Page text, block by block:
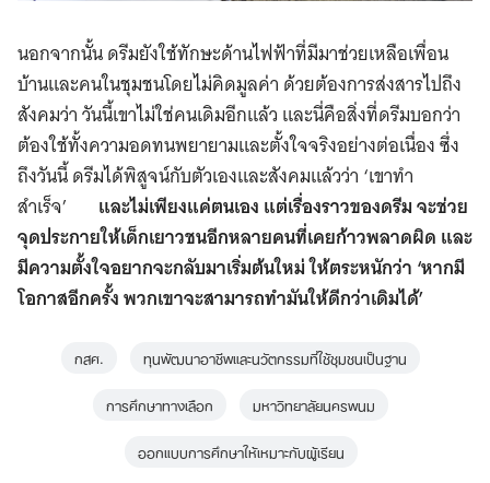
นอกจากนั้น ดรีมยังใช้ทักษะด้านไฟฟ้าที่มีมาช่วยเหลือเพื่อน
บ้านและคนในชุมชนโดยไม่คิดมูลค่า ด้วยต้องการส่งสารไปถึง
สังคมว่า วันนี้เขาไม่ใช่คนเดิมอีกแล้ว และนี่คือสิ่งที่ดรีมบอกว่า
ต้องใช้ทั้งความอดทนพยายามและตั้งใจจริงอย่างต่อเนื่อง ซึ่ง
ถึงวันนี้ ดรีมได้พิสูจน์กับตัวเองและสังคมแล้วว่า ‘เขาทำ
สำเร็จ’ และไม่เพียงแค่ตนเอง แต่เรื่องราวของดรีม จะช่วย
จุดประกายให้เด็กเยาวชนอีกหลายคนที่เคยก้าวพลาดผิด และ
มีความตั้งใจอยากจะกลับมาเริ่มต้นใหม่ ให้ตระหนักว่า ‘หากมี
โอกาสอีกครั้ง พวกเขาจะสามารถทำมันให้ดีกว่าเดิมได้’
กสศ.
ทุนพัฒนาอาชีพและนวัตกรรมที่ใช้ชุมชนเป็นฐาน
การศึกษาทางเลือก
มหาวิทยาลัยนครพนม
ออกแบบการศึกษาให้เหมาะกับผู้เรียน